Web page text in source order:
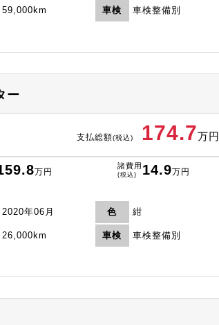
59,000km 車検 車検整備別
ー
支払総額(税込) 174.7万円
万円
諸費用
(税込) 14.9万円
2020年06月 色 紺
26,000km 車検 車検整備別